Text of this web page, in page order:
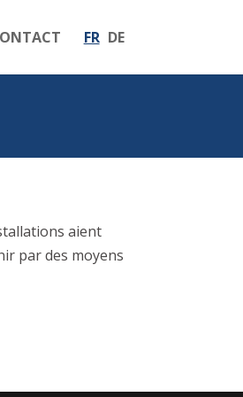
FR DE
aient
par des moyens